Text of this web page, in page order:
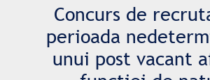
Concurs de
perioada
unui post vacant